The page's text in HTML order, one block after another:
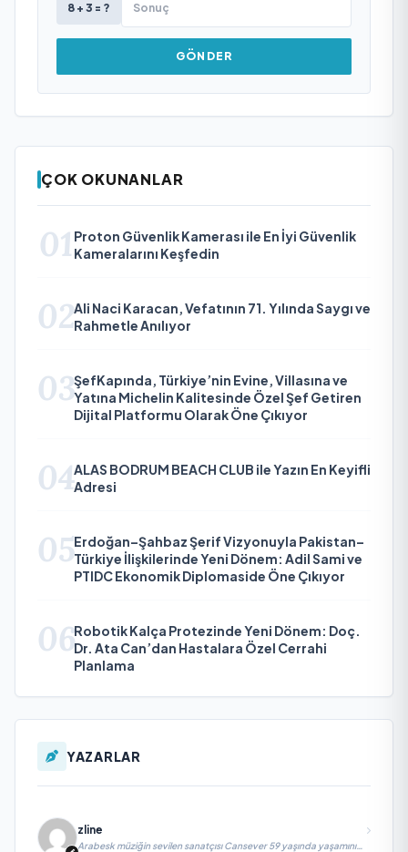
8 + 3 = ?
GÖNDER
ÇOK OKUNANLAR
01 Proton Güvenlik Kamerası ile En İyi Güvenlik
Kameralarını Keşfedin
02Ali Naci Karacan, Vefatının 71. Yılında Saygı ve
Rahmetle Anılıyor
03ŞefKapında, Türkiye’nin Evine, Villasına ve
Yatına Michelin Kalitesinde Özel Şef Getiren
Dijital Platformu Olarak Öne Çıkıyor
04ALAS BODRUM BEACH CLUB ile Yazın En Keyifli
Adresi
05Erdoğan–Şahbaz Şerif Vizyonuyla Pakistan–
Türkiye İlişkilerinde Yeni Dönem: Adil Sami ve
PTIDC Ekonomik Diplomaside Öne Çıkıyor
06Robotik Kalça Protezinde Yeni Dönem: Doç.
Dr. Ata Can’dan Hastalara Özel Cerrahi
Planlama
YAZARLAR
zline
Arabesk müziğin sevilen sanatçısı Cansever 59 yaşında yaşamını